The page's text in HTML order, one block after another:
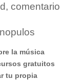
comentario
la música
gratuitos
tu propia